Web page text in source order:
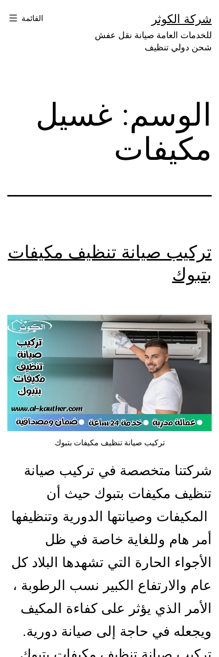
إلى
المحتوى
شركة الكوثر
للخدمات العامة صيانة نقل عفش
شحن دولي تنظيف
القائمة
الوسم: غسيل
مكيفات
تركيب صيانة تنظيف مكيفات
بتبوك
تركيب صيانة تنظيف مكيفات بتبوك
شركتنا متخصصة في تركيب صيانة
تنظيف مكيفات بتبوك حيث أن
المكيفات وصيانتها الدورية وتنظيفها
أمر هام وللغاية خاصة في ظل
الأجواء الحارة التي تشهدها البلاد كل
عام والارتفاع الكبير نسب الرطوبة ،
الأمر الذي يؤثر على كفاءة المكيف
ويجعله في حاجة إلى صيانة دورية.